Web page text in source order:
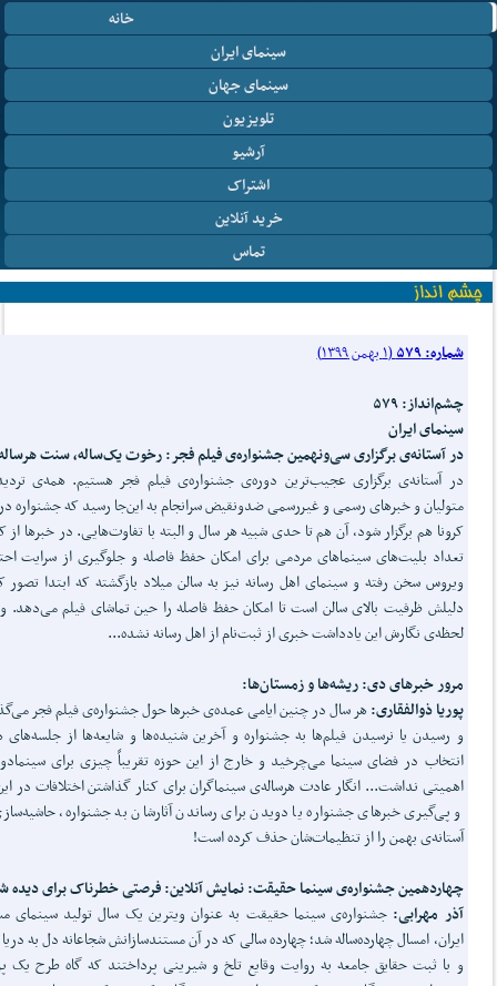
خانه
سینمای ایران
سینمای جهان
تلویزیون
آرشیو
اشتراک
خرید آنلاین
تماس
شماره: ۵۷۹
(۱ بهمن ۱۳۹۹)
چشم‌انداز: ۵۷۹
سینمای ایران
در آستانه‌ی برگزاری سی‌ونهمین جشنواره‌ی فیلم فجر: رخوت یک‌ساله، سنت
در آستانه‌ی برگزاری عجیب‌ترین دوره‌ی جشنواره‌ی فیلم فجر هستیم. همه‌ی
متولیان و خبرهای رسمی و غیررسمی ضدونقیض سرانجام به این‌جا رسید که جشنواره
کرونا هم برگزار شود، آن هم تا حدی شبیه هر سال و البته با تفاوت‌هایی. در خبرها
تعداد بلیت‌های سینماهای مردمی برای امکان حفظ فاصله و جلوگیری از سرایت
ویروس سخن رفته و سینمای اهل رسانه نیز به سالن میلاد بازگشته که ابتدا تصور
دلیلش ظرفیت بالای سالن است تا امکان حفظ فاصله را حین تماشای فیلم می‌دهد.
لحظه‌ی نگارش این یادداشت خبری از ثبت‌نام از اهل رسانه نشده...
مرور خبرهای دی: ریشه‌ها و زمستان‌ها:
پوریا ذوالفقاری:هر سال در چنین ایامی عمده‌ی خبرها حول جشنواره‌ی فیلم فجر
و رسیدن یا نرسیدن فیلم‌ها به جشنواره و آخرین شنیده‌ها و شایعه‌ها از
انتخاب در فضای سینما می‌چرخید و خارج از این حوزه تقریباً چیزی برای
اهمیتی نداشت... انگار عادت هرساله‌ی سینماگران برای کنار گذاشتن اختلافات در
و پی‌گیری خبرهای جشنواره یا دویدن برای رساندن آثارشان به جشنواره،
آستانه‌ی بهمن را از تنظیمات‌شان حذف کرده است!
چهاردهمین جشنواره‌ی سینما حقیقت: نمایش آنلاین: فرصتی خطرناک برای
آذر مهرابی: جشنواره‌ی سینما حقیقت به عنوان ویترین یک سال تولید سینمای
ایران، امسال چهارده‌ساله شد؛ چهارده سالی که در آن مستندسازانش شجاعانه دل به
و با ثبت حقایق جامعه به روایت وقایع تلخ و شیرینی پرداختند که گاه طرح یک